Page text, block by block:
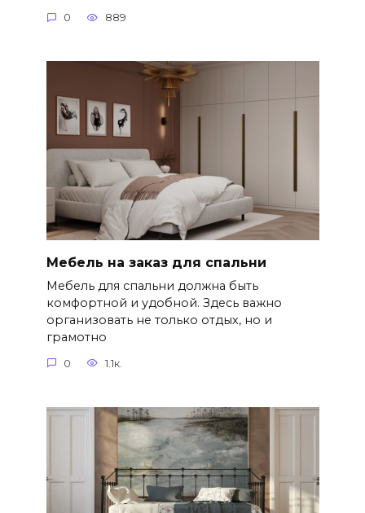
0 889
Мебель на заказ для спальни
Мебель для спальни должна быть
комфортной и удобной. Здесь важно
организовать не только отдых, но и
грамотно
0 1.1к.